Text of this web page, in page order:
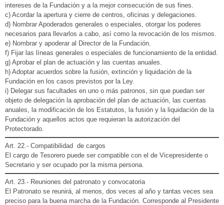
intereses de la Fundación y a la mejor consecución de sus fines.
c) Acordar la apertura y cierre de centros, oficinas y delegaciones.
d) Nombrar Apoderados generales o especiales, otorgar los poderes
necesarios para llevarlos a cabo, así como la revocación de los mismos.
e) Nombrar y apoderar al Director de la Fundación.
f) Fijar las líneas generales o especiales de funcionamiento de la entidad.
g) Aprobar el plan de actuación y las cuentas anuales.
h) Adoptar acuerdos sobre la fusión, extinción y liquidación de la
Fundación en los casos previstos por la Ley.
i) Delegar sus facultades en uno o más patronos, sin que puedan ser
objeto de delegación la aprobación del plan de actuación, las cuentas
anuales, la modificación de los Estatutos, la fusión y la liquidación de la
Fundación y aquellos actos que requieran la autorización del
Protectorado.
Art. 22.- Compatibilidad de cargos
El cargo de Tesorero puede ser compatible con el de Vicepresidente o
Secretario y ser ocupado por la misma persona.
Art. 23.- Reuniones del patronato y convocatoria
El Patronato se reunirá, al menos, dos veces al año y tantas veces sea
preciso para la buena marcha de la Fundación. Corresponde al Presidente